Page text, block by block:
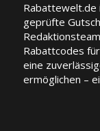
Rabattewelt.de
geprüfte
Rabattcodes
eine
ermöglichen –